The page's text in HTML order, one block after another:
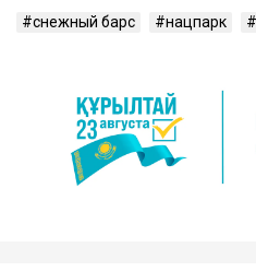
снежный барс нацпарк